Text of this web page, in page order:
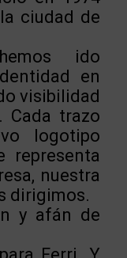
ciudad de
ido
en
visibilidad
Cada trazo
logotipo
representa
nuestra
dirigimos.
y afán de